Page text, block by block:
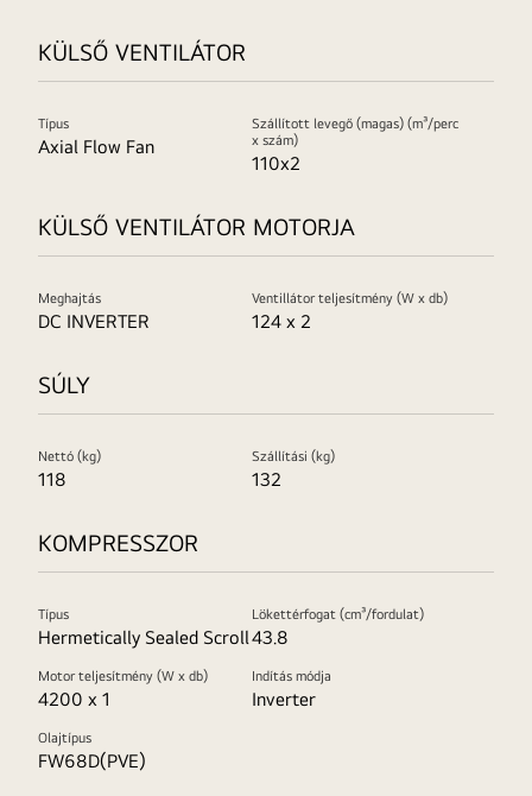
KÜLSŐ VENTILÁTOR
Típus
Axial Flow Fan
Szállított levegő (magas) (m³/perc
x szám)
110x2
KÜLSŐ VENTILÁTOR MOTORJA
Meghajtás
DC INVERTER
Ventillátor teljesítmény (W x db)
124 x 2
SÚLY
Nettó (kg)
118
Szállítási (kg)
132
KOMPRESSZOR
Típus
Hermetically Sealed Scroll
Lökettérfogat (cm³/fordulat)
43.8
Motor teljesítmény (W x db)
4200 x 1
Indítás módja
Inverter
Olajtípus
FW68D(PVE)